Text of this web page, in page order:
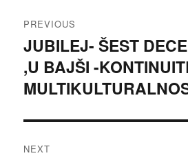
navigation
PREVIOUS
Previous
post:
JUBILEJ- ŠEST
,U BAJŠI -
NEXT